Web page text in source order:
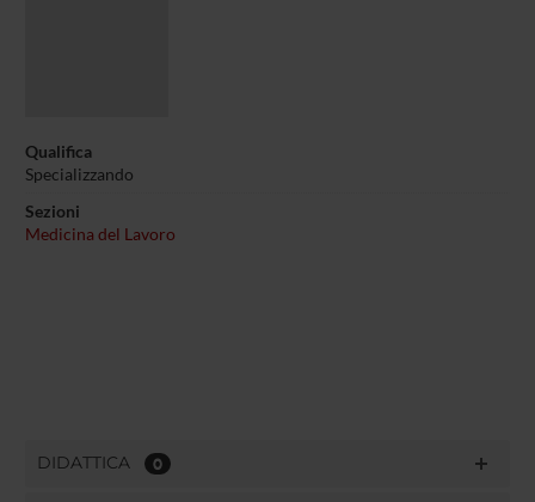
Qualifica
Specializzando
Sezioni
Medicina del Lavoro
DIDATTICA 0